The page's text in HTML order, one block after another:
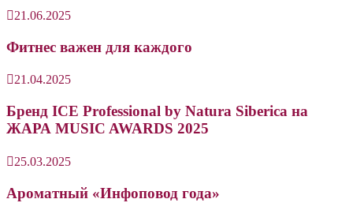
21.06.2025
Фитнес важен для каждого
21.04.2025
Бренд ICE Professional by Natura Siberica на
ЖАРА MUSIC AWARDS 2025
25.03.2025
Ароматный «Инфоповод года»